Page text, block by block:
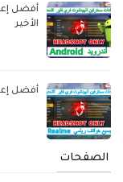
الأخير
أفضل
الصفحات